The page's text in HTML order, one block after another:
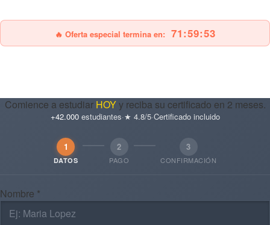
🔥 Oferta especial termina en: 71:59:52
Comience a estudiar HOYy reciba su certificado en 2 meses.
+42.000estudiantes·★ 4.8/5·Certificado incluido
1
DATOS
2
PAGO
3
CONFIRMACIÓN
Nombre *